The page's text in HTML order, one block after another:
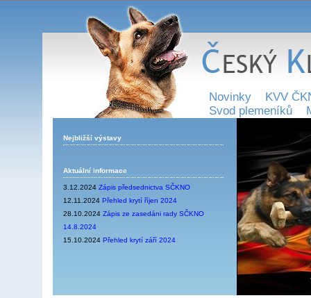
Novinky
KVV
Svod plemeníků
Nejbližší výstavy
Aktuální informace
3.12.2024 Zápis předsednictva SČKNO
12.11.2024 Přehled krytí říjen 2024
28.10.2024 Zápis ze zasedáni rady SČKNO
14.8.2024
15.10.2024 Přehled krytí září 2024